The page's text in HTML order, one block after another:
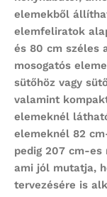
elemekből
elemfeliratok
és 80 cm széles
mosogatós
sütőhöz vagy
valamint
elemeknél
elemeknél 82
pedig 207 cm-es
ami jól mutatja,
tervezésére is